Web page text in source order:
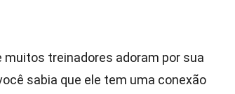
muitos treinadores adoram por sua
sabia que ele tem uma conexão